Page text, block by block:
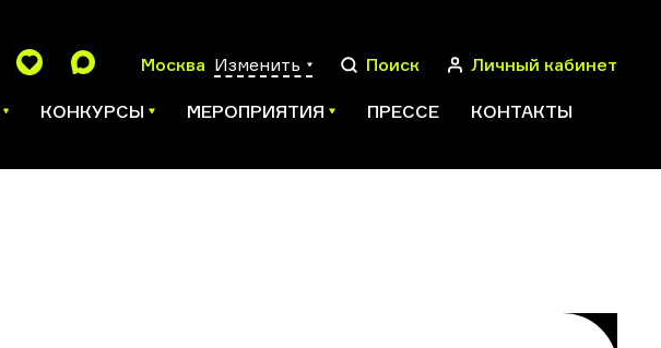
Москва Изменить Поиск Личный кабинет
КОНКУРСЫ МЕРОПРИЯТИЯ ПРЕССЕ КОНТАКТЫ